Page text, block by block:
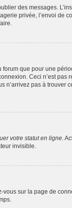
des messages.
privée, l’envoi de
que pour une
Ceci n’est pas
pas à trouver
votre statut en ligne.
invisible.
vous sur la page de